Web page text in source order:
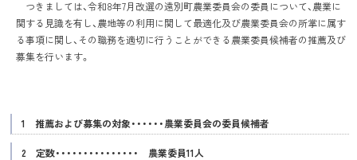
つきましては、令和8年7月改選の遠別町農業委員会の委員について、農業に
関する見識を有し、農地等の利用に関して最適化及び農業委員会の所掌に属す
る事項に関し、その職務を適切に行うことができる農業委員候補者の推薦及び
募集を行います。
1 推薦および募集の対象・・・・・・農業委員会の委員候補者
2 定数・・・・・・・・・・・・・・・ 農業委員11人